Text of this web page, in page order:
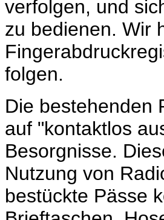
verfolgen, und
zu bedienen. Wir
folgen.
Die bestehenden
auf "kontaktlos
Besorgnisse.
Nutzung von
bestückte Pässe